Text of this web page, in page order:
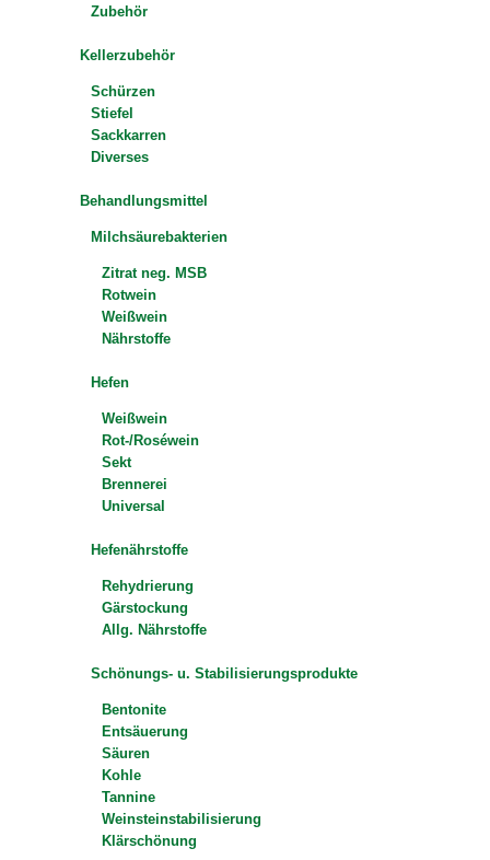
Zubehör
Kellerzubehör
Schürzen
Stiefel
Sackkarren
Diverses
Behandlungsmittel
Milchsäurebakterien
Zitrat neg. MSB
Rotwein
Weißwein
Nährstoffe
Hefen
Weißwein
Rot-/Roséwein
Sekt
Brennerei
Universal
Hefenährstoffe
Rehydrierung
Gärstockung
Allg. Nährstoffe
Schönungs- u. Stabilisierungsprodukte
Bentonite
Entsäuerung
Säuren
Kohle
Tannine
Weinsteinstabilisierung
Klärschönung